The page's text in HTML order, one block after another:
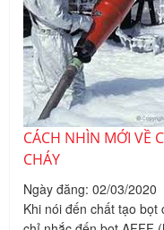
CÁCH NHÌN MỚI VỀ
CHÁY
Ngày đăng: 02/03/2020
Khi nói đến chất tạo